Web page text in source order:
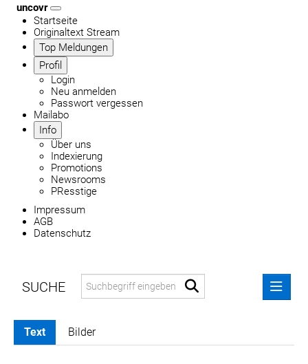
uncovr
Startseite
Originaltext Stream
Top Meldungen
Profil
Login
Neu anmelden
Passwort vergessen
Mailabo
Info
Über uns
Indexierung
Promotions
Newsrooms
PResstige
Impressum
AGB
Datenschutz
MELDUNGEN
Text Bilder